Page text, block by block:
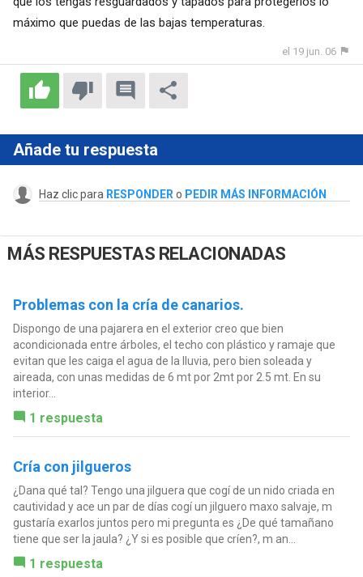
máximo que puedas de las bajas temperaturas.
el 19 jun. 06
Añade tu respuesta
Haz clic para RESPONDER o PEDIR MÁS INFORMACIÓN
MÁS RESPUESTAS RELACIONADAS
Problemas con la cría de canarios.
Dispongo de una pajarera en el exterior creo que bien
acondicionada entre árboles, el techo con plástico y ramaje que
evitan que les caiga el agua de la lluvia, pero bien soleada y
aireada, con unas medidas de 6 mt por 2mt por 2.5 mt. En su
interior...
1 respuesta
Cría con jilgueros
¿Dana qué tal? Tengo una jilguera que cogí de un nido criada en
cautividad y ace un par de días cogí un jilguero maxo salvaje, m
gustaría exarlos juntos pero mi pregunta es ¿De qué tamañano
tiene que ser la jaula? ¿Y si es posible que críen?, m an...
1 respuesta